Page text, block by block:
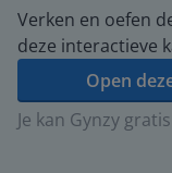
Verken en oefen
deze interactieve
Open
Je kan Gynzy